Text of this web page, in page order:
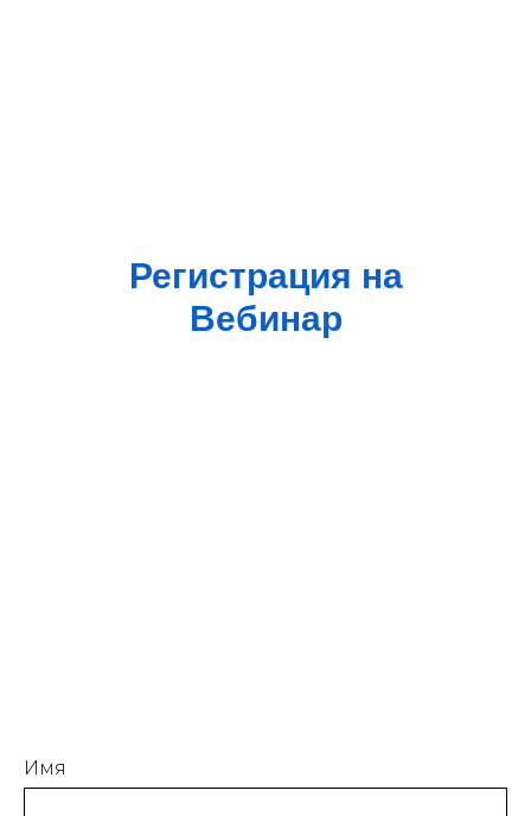
Регистрация на
Вебинар
Имя